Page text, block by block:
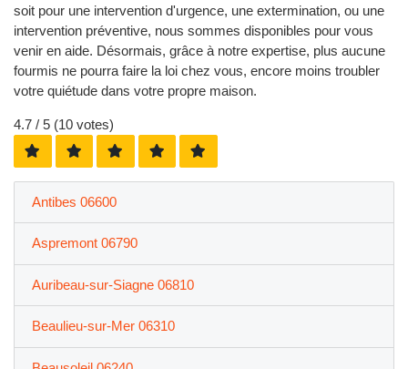
soit pour une intervention d'urgence, une extermination, ou une
intervention préventive, nous sommes disponibles pour vous
venir en aide. Désormais, grâce à notre expertise, plus aucune
fourmis ne pourra faire la loi chez vous, encore moins troubler
votre quiétude dans votre propre maison.
4.7 / 5 (10 votes)
Antibes 06600
Aspremont 06790
Auribeau-sur-Siagne 06810
Beaulieu-sur-Mer 06310